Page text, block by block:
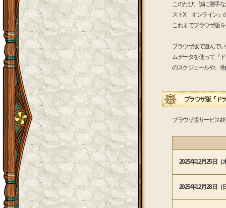
このたび、誠に勝手
ストX オンライン』
これまでブラウザ版
ブラウザ版で遊んで
ムデータを使って『
のスケジュールや、
ブラウザ版『ド
ブラウザ版サービス
2025年12月25日（
2025年12月28日（